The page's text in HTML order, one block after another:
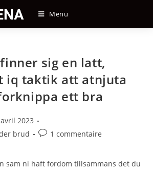
Menu
sig en latt,
iq taktik att atnjuta
ett bra
2023
brud
Post1 commentaire
sam ni haft fordom tillsammans det du